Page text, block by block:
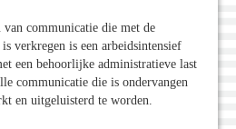
communicatie die met de
verkregen is een arbeidsintensief
een behoorlijke administratieve last
communicatie die is ondervangen
en uitgeluisterd te worden.